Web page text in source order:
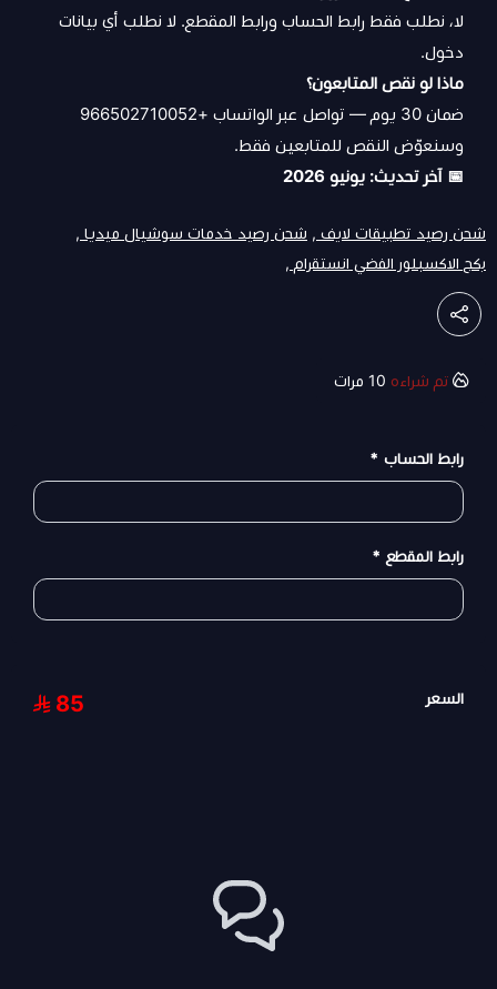
لا، نطلب فقط رابط الحساب ورابط المقطع. لا نطلب أي بيانات
دخول.
ماذا لو نقص المتابعون؟
ضمان 30 يوم — تواصل عبر الواتساب +966502710052
وسنعوّض النقص للمتابعين فقط.
📅 آخر تحديث: يونيو 2026
شحن رصيد تطبيقات لايف , شحن رصيد خدمات سوشيال ميديا ,
بكج الاكسبلور الفضي انستقرام ,
تم شراءه 10 مرات
رابط الحساب *
رابط المقطع *
السعر 85